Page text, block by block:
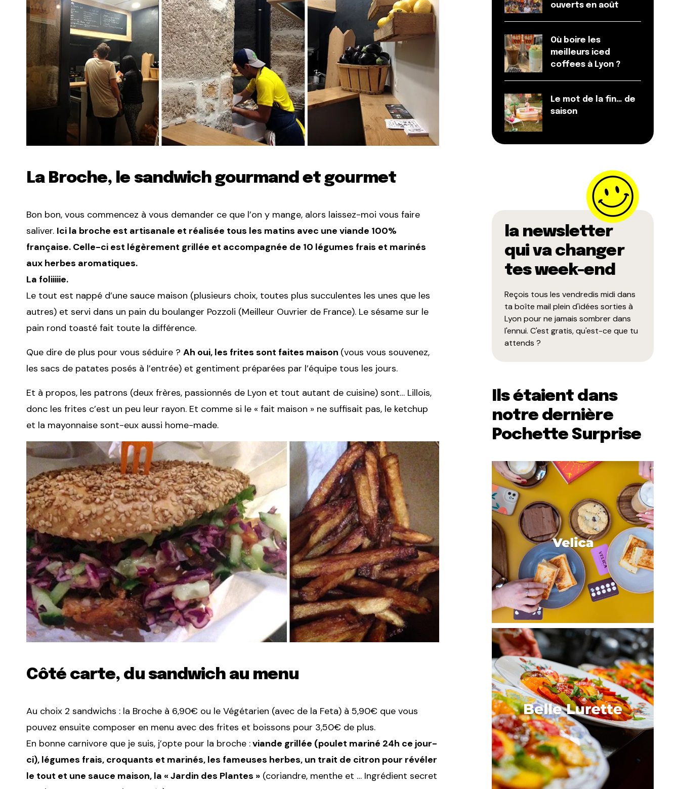
La Broche, le sandwich gourmand et gourmet
Bon bon, vous commencez à vous demander ce que l’on y mange, alors laissez-moi vous faire
saliver. Ici la broche est artisanale et réalisée tous les matins avec une viande 100%
française. Celle-ci est légèrement grillée et accompagnée de 10 légumes frais et marinés
aux herbes aromatiques.
La foliiiiie.
Le tout est nappé d’une sauce maison (plusieurs choix, toutes plus succulentes les unes que les
autres) et servi dans un pain du boulanger Pozzoli (Meilleur Ouvrier de France). Le sésame sur le
pain rond toasté fait toute la différence.
Que dire de plus pour vous séduire ? Ah oui, les frites sont faites maison (vous vous souvenez,
les sacs de patates posés à l’entrée) et gentiment préparées par l’équipe tous les jours.
Et à propos, les patrons (deux frères, passionnés de Lyon et tout autant de cuisine) sont… Lillois,
donc les frites c’est un peu leur rayon. Et comme si le « fait maison » ne suffisait pas, le ketchup
et la mayonnaise sont-eux aussi home-made.
Côté carte, du sandwich au menu
Au choix 2 sandwichs : la Broche à 6,90€ ou le Végétarien (avec de la Feta) à 5,90€ que vous
pouvez ensuite composer en menu avec des frites et boissons pour 3,50€ de plus.
En bonne carnivore que je suis, j’opte pour la broche :viande grillée (poulet mariné 24h ce jour-
ci), légumes frais, croquants et marinés, les fameuses herbes, un trait de citron pour révéler
le tout et une sauce maison, la « Jardin des Plantes » (coriandre, menthe et … Ingrédient secret
ouverts en août
Où boire les
meilleurs iced
coffees à Lyon ?
Le mot de la fin… de
saison
la newsletter
qui va changer
tes week-end
Reçois tous les vendredis midi dans
ta boîte mail plein d'idées sorties à
Lyon pour ne jamais sombrer dans
l'ennui. C'est gratis, qu'est-ce que tu
attends ?
Ils étaient dans
notre dernière
Pochette Surprise